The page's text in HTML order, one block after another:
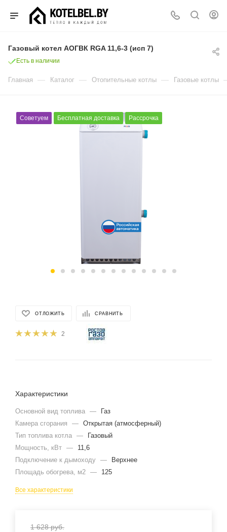
Газовый котел АОГВК RGA 11,6-3 (исп 7)
Есть в наличии
Главная — Каталог — Отопительные котлы — Газовые котлы
Советуем Бесплатная доставка Рассрочка
ОТЛОЖИТЬ СРАВНИТЬ
2
Характеристики
Основной вид топлива —
Газ
Камера сгорания
— Открытая (атмосферный)
Тип топлива котла —
Газовый
Мощность, кВт —
11,6
Подключение к дымоходу —
Верхнее
Площадь обогрева, м2 — 125
Все характеристики
1 628руб.